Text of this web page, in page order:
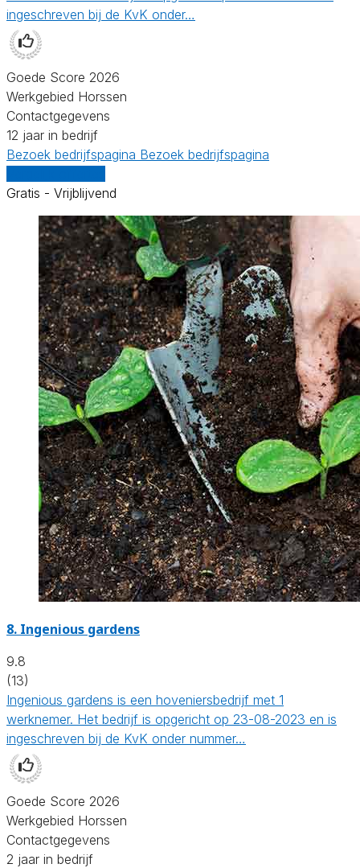
ingeschreven bij de KvK onder…
Goede Score 2026
Werkgebied Horssen
Contactgegevens
12 jaar in bedrijf
Bezoek bedrijfspagina Bezoek bedrijfspagina
Gratis - Vrijblijvend
8. Ingenious gardens
9.8
(13)
Ingenious gardens is een hoveniersbedrijf met 1
werknemer. Het bedrijf is opgericht op 23-08-2023 en is
ingeschreven bij de KvK onder nummer…
Goede Score 2026
Werkgebied Horssen
Contactgegevens
2 jaar in bedrijf